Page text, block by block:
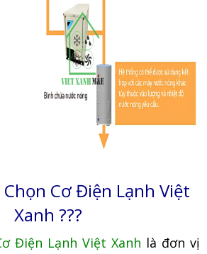
Chọn Cơ Điện Lạnh Việt
Xanh ???
Điện Lạnh Việt Xanh là đơn vị